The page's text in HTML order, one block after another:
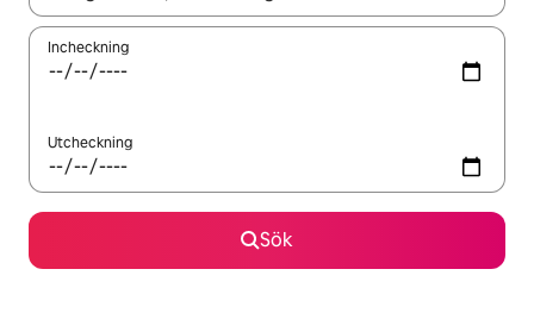
Incheckning
Utcheckning
Sök